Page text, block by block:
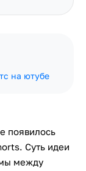
на ютубе
появилось
Суть идеи
между